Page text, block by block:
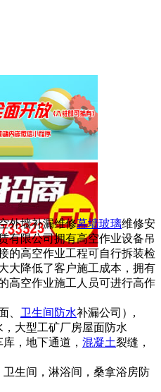
外墙补漏维修幕墙玻璃维修安
有限公司拥有高空作业设备吊
的高空作业工程可自行拆装检
大降低了客户施工成本，拥有
高空作业施工人员可进行高作
、 卫生间 防水补漏公司）,
大型工矿厂房屋面防水
，地下通道， 混凝土裂缝，
卫生间，淋浴间，桑拿浴房防